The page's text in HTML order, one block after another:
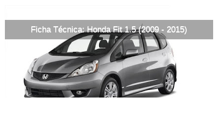
Ficha Técnica: Honda Fit 1.5 (2009 - 2015)